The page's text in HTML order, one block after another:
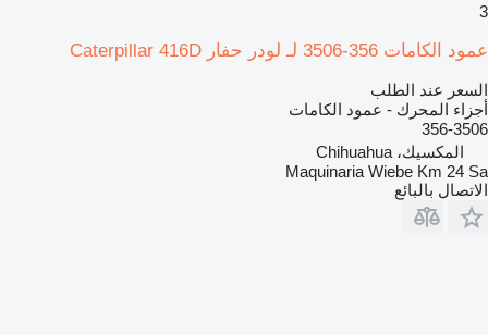
3
عمود الكامات 356-3506 لـ لودر حفار Caterpillar 416D
السعر عند الطلب
أجزاء المحرك - عمود الكامات
356-3506
المكسيك، Chihuahua
Maquinaria Wiebe Km 24 Sa
الاتصال بالبائع